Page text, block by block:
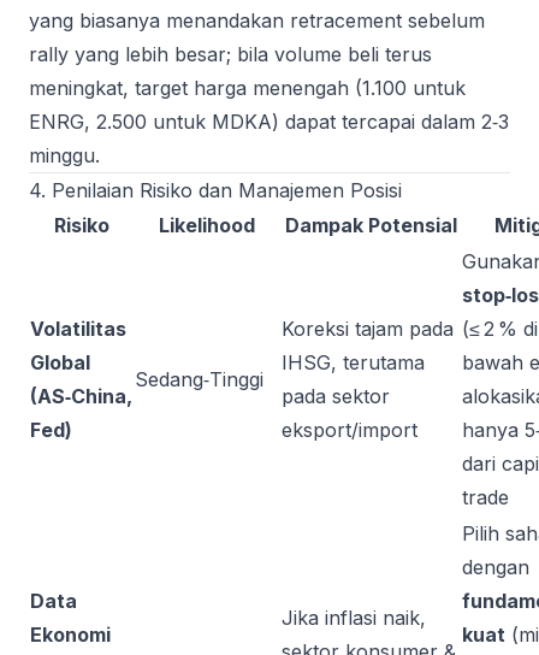
yang biasanya menandakan retracement sebelum
rally yang lebih besar; bila volume beli terus
meningkat, target harga menengah (1.100 untuk
ENRG, 2.500 untuk MDKA) dapat tercapai dalam 2‑3
minggu.
4. Penilaian Risiko dan Manajemen Posisi
Risiko
Likelihood Dampak Potensial
Volatilitas
Global
(AS‑China,
Fed)
Sedang‑Tinggi
Koreksi tajam pada
IHSG, terutama
pada sektor
eksport/import
(≤ 2 % di
bawah
hanya
dari
trade
Data
Ekonomi
Jika inflasi naik,
Pilih
dengan
kuat